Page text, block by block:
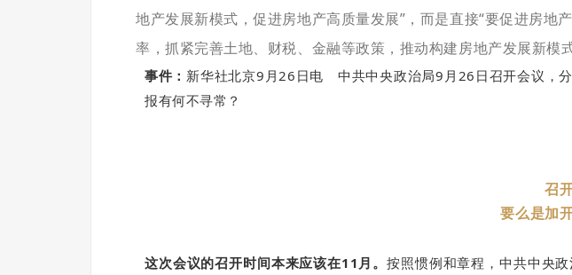
地产发展新模式，促进房地产高质量发展”，而是直接“要促进房地
率，抓紧完善土地、财税、金融等政策，推动构建房地产发展新模式
事件： 新华社北京9月26日电 中共中央政治局9月26日召开会议，
报有何不寻常？
召
要么是加
这次会议的召开时间本来应该在11月。按照惯例和章程，中共中央